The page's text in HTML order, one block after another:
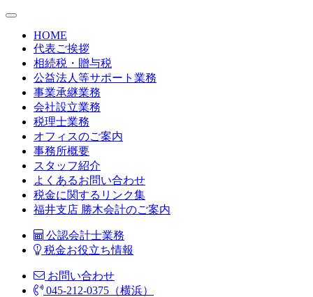
HOME
代表ご挨拶
相続税・贈与税
公益法人等サポート業務
事業承継業務
会社設立業務
税理士業務
オフィスのご案内
事務所概要
スタッフ紹介
よくあるお問い合わせ
税金に関するリンク集
福井支店 勝木会計のご案内
公認会計士業務
税金お役立ち情報
お問い合わせ
045-212-0375（横浜）